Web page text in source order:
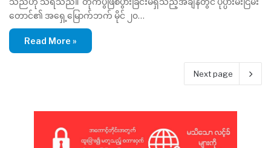
တောင်၏ အရှေ့မြောက်ဘက် မိုင် ၂၀…
Read More »
Next page